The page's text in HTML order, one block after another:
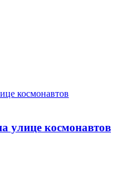
улице космонавтов